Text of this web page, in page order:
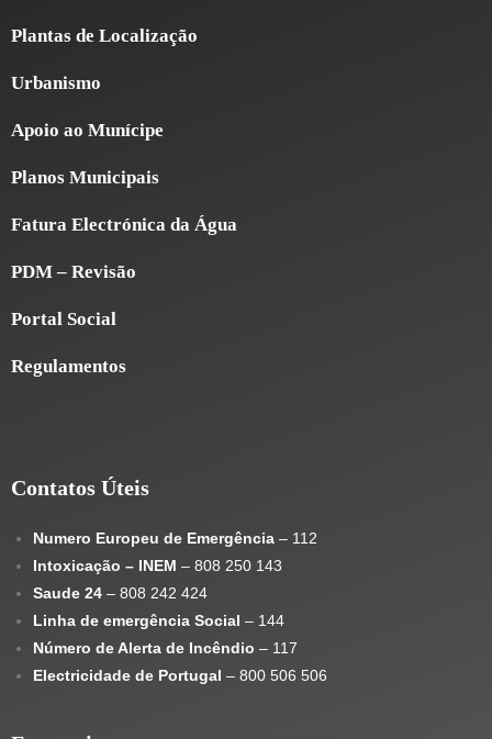
Plantas de Localização
Urbanismo
Apoio ao Munícipe
Planos Municipais
Fatura Electrónica da Água
PDM – Revisão
Portal Social
Regulamentos
Contatos Úteis
Numero Europeu de Emergência – 112
Intoxicação – INEM – 808 250 143
Saude 24 – 808 242 424
Linha de emergência Social – 144
Número de Alerta de Incêndio – 117
Electricidade de Portugal – 800 506 506